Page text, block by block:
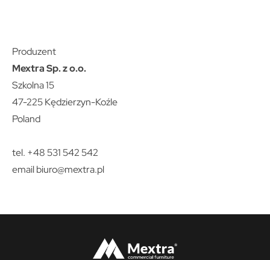
Produzent
Mextra Sp. z o.o.
Szkolna 15
47-225 Kędzierzyn-Koźle
Poland
tel. +48 531 542 542
emailbiuro@mextra.pl